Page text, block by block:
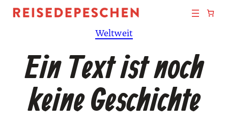
Zum
Weltweit
Ein Text ist noch
keine Geschichte